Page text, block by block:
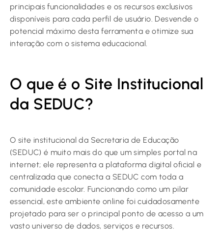
principais funcionalidades e os recursos exclusivos
disponíveis para cada perfil de usuário. Desvende o
potencial máximo desta ferramenta e otimize sua
interação com o sistema educacional.
O que é o Site Institucional
da SEDUC?
O site institucional da Secretaria de Educação
(SEDUC) é muito mais do que um simples portal na
internet; ele representa a plataforma digital oficial e
centralizada que conecta a SEDUC com toda a
comunidade escolar. Funcionando como um pilar
essencial, este ambiente online foi cuidadosamente
projetado para ser o principal ponto de acesso a um
vasto universo de dados, serviços e recursos.